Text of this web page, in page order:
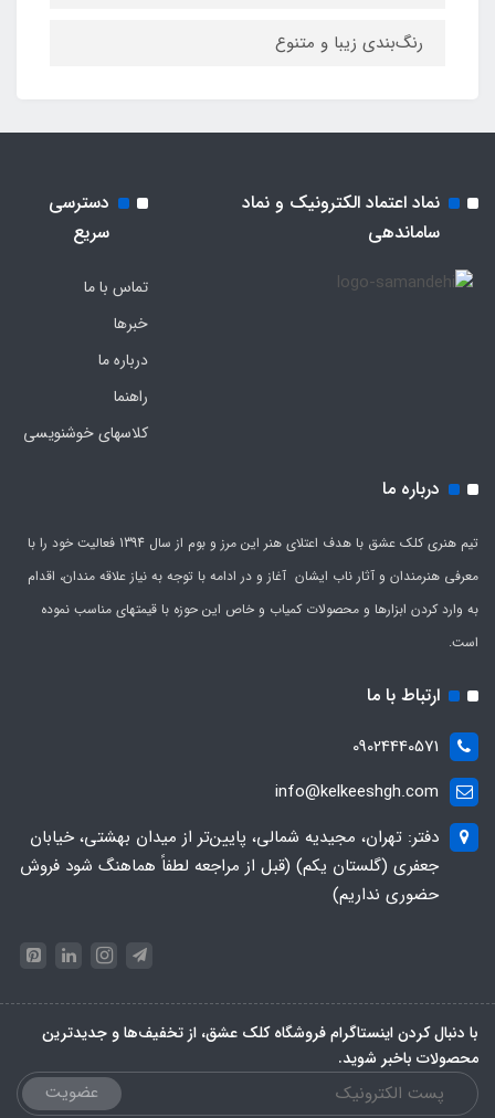
رنگ‌بندی زیبا و متنوع
نماد اعتماد الکترونیک و نماد
ساماندهی
دسترسی
سریع
تماس با ما
خبرها
درباره ما
راهنما
کلاسهای خوشنویسی
درباره ما
تیم هنری کلک عشق با هدف اعتلای هنر این مرز و بوم از سال 1394 فعالیت خود را با
معرفی هنرمندان و آثار ناب ایشان آغاز و در ادامه با توجه به نیاز علاقه مندان، اقدام
به وارد کردن ابزارها و محصولات کمیاب و خاص این حوزه با قیمتهای مناسب نموده
است.
ارتباط با ما
09024440571
info@kelkeeshgh.com
دفتر: تهران، مجیدیه شمالی، پایین‌تر از میدان بهشتی، خیابان
جعفری (گلستان یکم) (قبل از مراجعه لطفاً هماهنگ شود فروش
حضوری نداریم)
با دنبال کردن اینستاگرام فروشگاه کلک عشق، از تخفیف‌ها و جدیدترین‌
محصولات باخبر شوید.
عضویت